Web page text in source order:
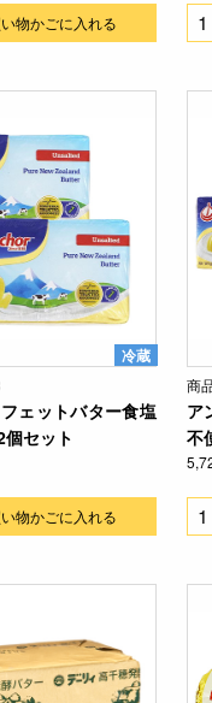
物かごに入れる
冷蔵
ェットバター食塩
セット
物かごに入れる
商
ア
不